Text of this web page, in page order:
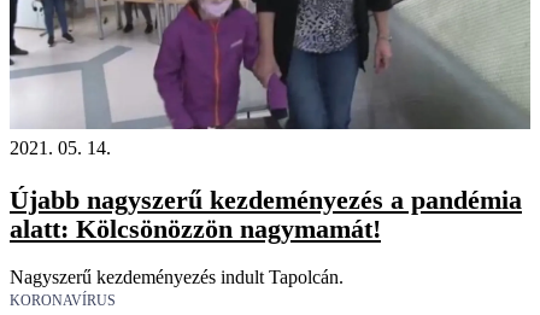
2021. 05. 14.
Újabb nagyszerű kezdeményezés a pandémia
alatt: Kölcsönözzön nagymamát!
Nagyszerű kezdeményezés indult Tapolcán.
KORONAVÍRUS